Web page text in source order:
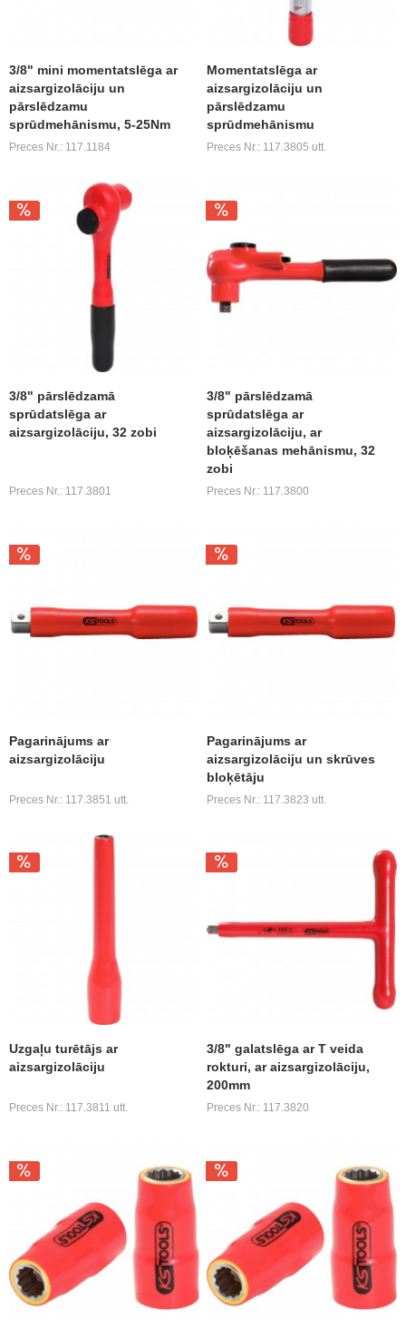
3/8" mini momentatslēga ar
aizsargizolāciju un
pārslēdzamu
sprūdmehānismu, 5-25Nm
Preces Nr.: 117.1184
Momentatslēga ar
aizsargizolāciju un
pārslēdzamu
sprūdmehānismu
Preces Nr.: 117.3805 utt.
3/8" pārslēdzamā
sprūdatslēga ar
aizsargizolāciju, 32 zobi
Preces Nr.: 117.3801
3/8" pārslēdzamā
sprūdatslēga ar
aizsargizolāciju, ar
bloķēšanas mehānismu, 32
zobi
Preces Nr.: 117.3800
Pagarinājums ar
aizsargizolāciju
Preces Nr.: 117.3851 utt.
Pagarinājums ar
aizsargizolāciju un skrūves
bloķētāju
Preces Nr.: 117.3823 utt.
Uzgaļu turētājs ar
aizsargizolāciju
Preces Nr.: 117.3811 utt.
3/8" galatslēga ar T veida
rokturi, ar aizsargizolāciju,
200mm
Preces Nr.: 117.3820